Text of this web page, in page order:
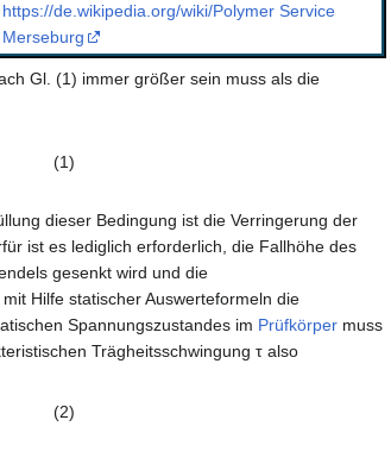
https://de.wikipedia.org/wiki/Polymer Service
Merseburg
Gl. (1) immer größer sein muss als die
(1)
dieser Bedingung ist die Verringerung der
ist es lediglich erforderlich, die Fallhöhe des
gesenkt wird und die
Hilfe statischer Auswerteformeln die
Spannungszustandes im Prüfkörper muss
Trägheitsschwingung τ also
(2)